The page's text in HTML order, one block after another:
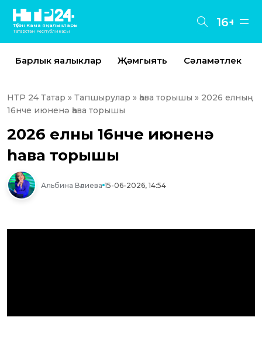
Түбән Кама яңалыклары
Татарстан Республикасы
16+
Барлык яңалыклар Җәмгыять Сәламәтлек
НТР 24 Татар » Тапшырулар » һава торышы » 2026 елның
16нче июненә һава торышы
2026 елның 16нче июненә
һава торышы
Альбина Вәлиева 15-06-2026, 14:54